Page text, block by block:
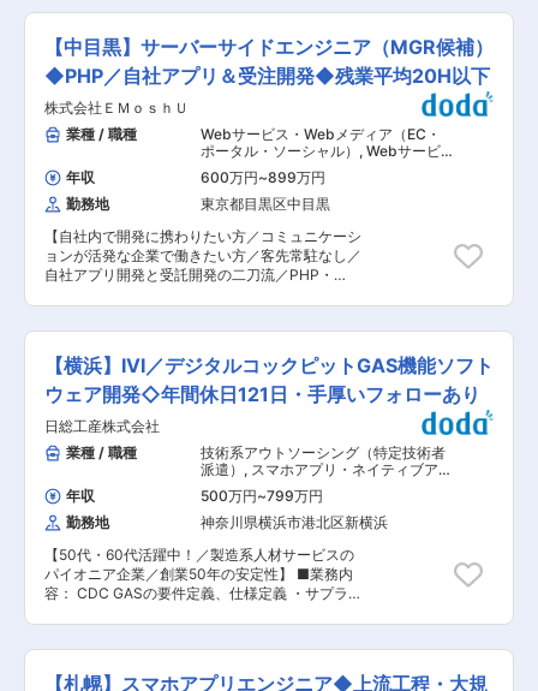
当：24名で構成 入社後は「(株)ゲオホールディン
グス」へ出向となります。業務内容やチームに変
更はありませんが、当社の人事制度を適用するこ
とによって、エンジニアが働きやすい環境を叶え
ています。 ■就業環境 ・フルリモート・フルフ
レックスで柔軟な働き方が可能（コミュニケーシ
ョンを目的に月1〜2回出社） ・残業は月10〜15
時間、有給消化率は73.5%（2023年度実績） ・
年次・役職に関わらず「さん」付けで呼び合う環
境で、和気あいあいとした雰囲気でコミュニケー
ションのストレスは少ないです ■評価制度 半期
ごとに「評価前面談」「フィードバック面談」を
実施します。 評価前面談では、本人と上長とで評
も上司からのフィードバックを行います。 複数の
評価指標で総合的に評価し、努力・成果が給与に
る業務
ーバーの構築業務に従事していただきます。 ■作
業範囲： 詳細設計〜テスト 【変更の範囲：会社
の定める業務】 ■特徴： スマートシティ実現の
ため安全・便利な移動スタイルを作ることを目指
しています。アプリ開発やサーバー構築経験があ
る方を広く募集しています。 ■自社のエンジニア
育成機関「A-LABO」： 先端をゆく技術が求めら
れる場に身をおくエンジニアのため「A-LABO」
という独自の育成機関・施設を用意し、知識・ス
キル面の成長をバックアップ。基礎研修をはじ
め、スキルアップ、キャリアアップセミナー、エ
ンジニア交流などを行えるスペースです。成長に
合わせて新しいものを生み出す企画力、人を動か
すプレゼン力、リーダー・マネージャークラスの
育成など、テクニカル×ヒューマンスキルの両軸
で育成に取り組んでいます。また「A-LABO」は
後もさらに充実させていく方針。 ■当社につい
て： 当社は、航空宇宙、自動車、電気電子通信、
IT情報、エネルギー分野などの業界約300社の大
手メーカーに技術を提供。まだ世に出ていない新
製品の開発など様々なプロジェクトに参画し、創
業から60年、日本のモノづくりを支え続けていま
す。 試作〜資材調達〜開発設計〜製造（自社工
場）とワンストップでお客様のご要望に対応でき
ることが最大の強み。 また、夕方町に流れる「夕
焼け小焼け」の防災無線用のアンプは、全国約
40,000箇所に設置された自社製品です。 今後の
高齢化社会を見据え、医療機器業界にも参入。あ
なたの可能性を広げ、大きく羽ばたく舞台をご用
ます
【中目黒】サーバーサイドエンジニア（MGR候補）
◆PHP／自社アプリ＆受注開発◆残業平均20H以下
株式会社ＥＭｏｓｈＵ
業種 / 職種
Webサービス・Webメディア（EC・
ポータル・ソーシャル） , Webサービ
ス系エンジニア（フロントエンド・サ
ーバーサイド・フルスタック） スマホ
アプリ・ネイティブアプリ系エンジニ
年収 600万円~899万円
勤務地
東京都目黒区中目黒
【自社内で開発に携わりたい方／コミュニケーシ
ョンが活発な企業で働きたい方／客先常駐なし／
自社アプリ開発と受託開発の二刀流／PHP・
行います。 ■業務内容 自社アプリ開発と受託開
発の双方に携わっていただきます。割合としては
受託開発が8割、自社アプリ開発が2割程度のイメ
ージです。客先常駐はなく、同社中目黒オフィス
へ出社いただいての開発となります。リモートワ
ークは実施していないため、社内での活発なコミ
ュニケーションを大事にしながら日々社員全員で
高めあっています。 ■業務詳細 ・既存自社アプ
リのサーバーサイドの開発（mirumone,ミヤマア
ユミのイラストアプリ等） ・新規自社アプリのサ
ーバーサイドの開発 ・アプリAPIの設計 / 開発 ・
ディレクターやデザイナーと連携したサービス設
計 /開発 ・サーバー構築 /メンテナンス ・受託開
発業務（PHPの案件を想定しています） ※To C
向けのサービス開発がメインとなります。 ■言語
環境 ・PHP ・Go ・Java Script等 ■組織構成 開
ームワークを重視する風土の中で支え合いなが
【横浜】IVI／デジタルコックピットGAS機能ソフト
ウェア開発◇年間休日121日・手厚いフォローあり
日総工産株式会社
業種 / 職種
技術系アウトソーシング（特定技術者
派遣） , スマホアプリ・ネイティブアプ
リ系エンジニア 自動車・自動車部品・
車載製品
年収 500万円~799万円
勤務地
神奈川県横浜市港北区新横浜
【50代・60代活躍中！／製造系人材サービスの
パイオニア企業／創業50年の安定性】 ■業務内
容： CDC GASの要件定義、仕様定義 ・サプライ
・Google等の要件協議のサポート をご担当頂き
ます。 ※GAS（Google Automotive Services）と
【札幌】スマホアプリエンジニア◆上流工程・大規